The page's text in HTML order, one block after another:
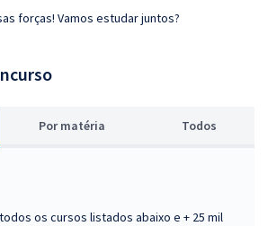
forças! Vamos estudar juntos?
Por matéria Todos
os cursos listados abaixo e + 25 mil